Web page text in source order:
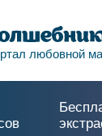
любовной